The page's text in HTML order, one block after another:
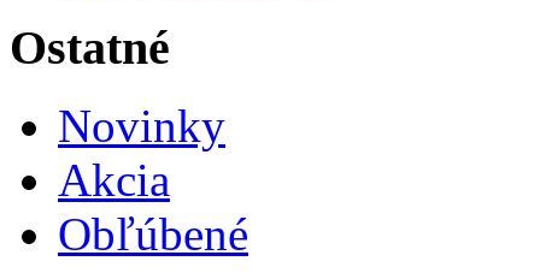
Ostatné
Novinky
Akcia
Obľúbené